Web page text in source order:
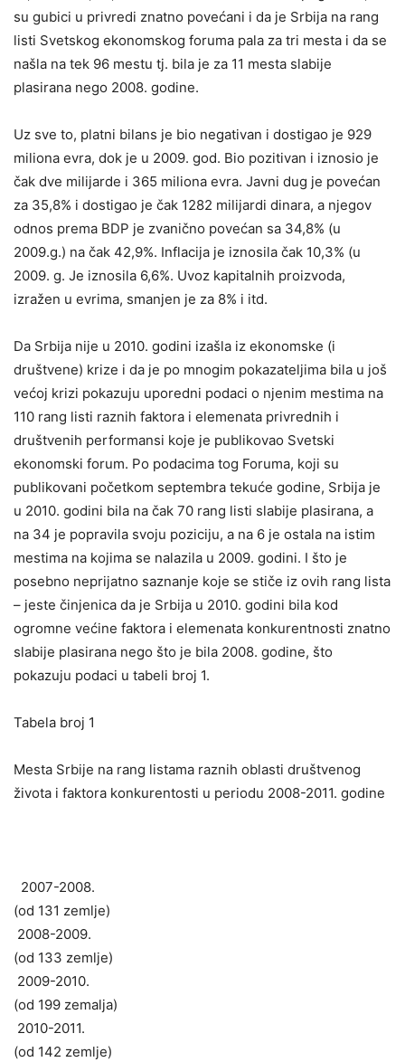
su gubici u privredi znatno povećani i da je Srbija na rang
listi Svetskog ekonomskog foruma pala za tri mesta i da se
našla na tek 96 mestu tj. bila je za 11 mesta slabije
plasirana nego 2008. godine.
Uz sve to, platni bilans je bio negativan i dostigao je 929
miliona evra, dok je u 2009. god. Bio pozitivan i iznosio je
čak dve milijarde i 365 miliona evra. Javni dug je povećan
za 35,8% i dostigao je čak 1282 milijardi dinara, a njegov
odnos prema BDP je zvanično povećan sa 34,8% (u
2009.g.) na čak 42,9%. Inflacija je iznosila čak 10,3% (u
2009. g. Je iznosila 6,6%. Uvoz kapitalnih proizvoda,
izražen u evrima, smanjen je za 8% i itd.
Da Srbija nije u 2010. godini izašla iz ekonomske (i
društvene) krize i da je po mnogim pokazateljima bila u još
većoj krizi pokazuju uporedni podaci o njenim mestima na
110 rang listi raznih faktora i elemenata privrednih i
društvenih performansi koje je publikovao Svetski
ekonomski forum. Po podacima tog Foruma, koji su
publikovani početkom septembra tekuće godine, Srbija je
u 2010. godini bila na čak 70 rang listi slabije plasirana, a
na 34 je popravila svoju poziciju, a na 6 je ostala na istim
mestima na kojima se nalazila u 2009. godini. I što je
posebno neprijatno saznanje koje se stiče iz ovih rang lista
– jeste činjenica da je Srbija u 2010. godini bila kod
ogromne većine faktora i elemenata konkurentnosti znatno
slabije plasirana nego što je bila 2008. godine, što
pokazuju podaci u tabeli broj 1.
Tabela broj 1
Mesta Srbije na rang listama raznih oblasti društvenog
života i faktora konkurentosti u periodu 2008-2011. godine
2007-2008.
(od 131 zemlje)
2008-2009.
(od 133 zemlje)
2009-2010.
(od 199 zemalja)
2010-2011.
(od 142 zemlje)